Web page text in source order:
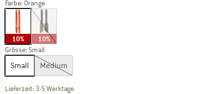
Farbe: Orange
10% 10%
Grösse: Small
Small Medium
Lieferzeit: 3-5 WerktageDer Link öffnet sich in einer Infobox und